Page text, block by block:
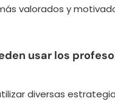
valorados y
usar los
diversas